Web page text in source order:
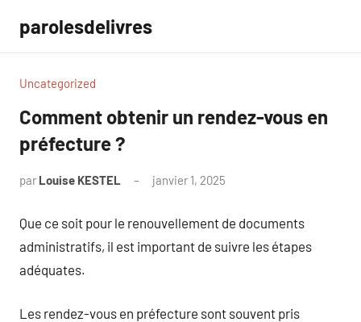
contenu
parolesdelivres
Uncategorized
Comment obtenir un rendez-vous en
préfecture ?
par Louise KESTEL janvier 1, 2025
Que ce soit pour le renouvellement de documents
administratifs, il est important de suivre les étapes
adéquates.
Les rendez-vous en préfecture sont souvent pris